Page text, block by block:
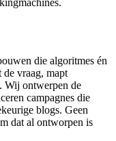
die algoritmes én
de vraag, mapt
Wij ontwerpen de
campagnes die
blogs. Geen
dat al ontworpen is